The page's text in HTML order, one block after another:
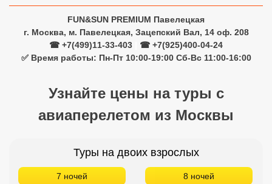
FUN&SUN PREMIUM Павелецкая
г. Москва, м. Павелецкая, Зацепский Вал, 14 оф. 208
☎ +7(499)11-33-403
☎ +7(925)400-04-24
✅ Время работы: Пн-Пт 10:00-19:00 Сб-Вс 11:00-16:00
Узнайте цены на туры с
авиаперелетом из Москвы
Туры на двоих взрослых
7 ночей 8 ночей
Сетевые отели Маврикия